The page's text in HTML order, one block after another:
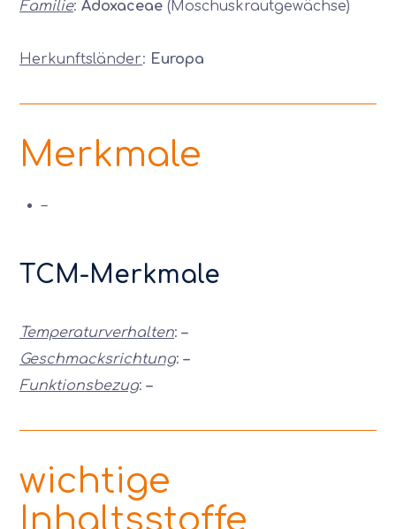
Familie: Adoxaceae (Moschuskrautgewächse)
Herkunftsländer: Europa
Merkmale
–
TCM-Merkmale
Temperaturverhalten:–
Geschmacksrichtung:–
Funktionsbezug:–
wichtige
Inhaltsstoffe